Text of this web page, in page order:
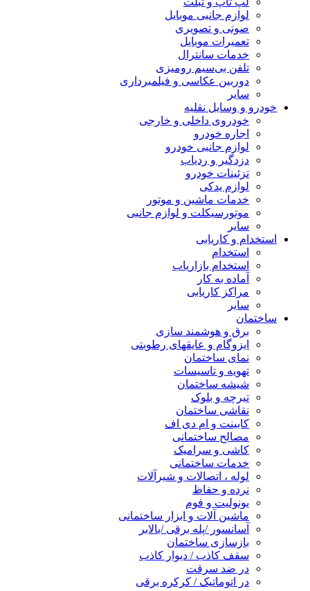
لوازم جانبی موبایل
صوتی و تصویری
تعمیرات موبایل
خدمات سانترال
تلفن بی‌سیم رومیزی
دوربین عکاسی و فیلمبرداری
سایر
خودرو و وسایل نقلیه
خودروی داخلی و خارجی
اجاره خودرو
لوازم جانبی خودرو
دزدگیر و ردیاب
تزئینات خودرو
لوازم یدکی
خدمات ماشین و موتور
موتورسیکلت و لوازم جانبی
سایر
استخدام و کاریابی
استخدام
استخدام بازاریاب
آماده به کار
مراکز کاریابی
سایر
ساختمان
برق و هوشمند سازی
ایزوگام و عایقهای رطوبتی
نمای ساختمان
تهویه و تاسیسات
شیشه ساختمان
تیرچه و بلوک
نقاشی ساختمان
کابینت و ام دی اف
مصالح ساختمانی
کاشی و سرامیک
خدمات ساختمانی
لوله ، اتصالات و شیرآلات
نرده و حفاظ
یونولیت و فوم
ماشین آلات و ابزار ساختمانی
آسانسور /پله برقی /بالابر
بازسازی ساختمان
سقف کاذب / دیوار کاذب
در ضد سرقت
در اتوماتیک / کرکره برقی